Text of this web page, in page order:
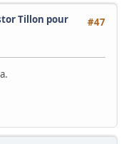
#47
Tillon pour